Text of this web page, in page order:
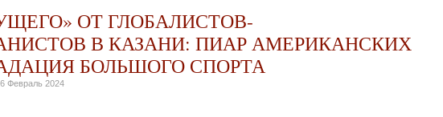
ОТ ГЛОБАЛИСТОВ-
В КАЗАНИ: ПИАР АМЕРИКАНСКИХ
БОЛЬШОГО СПОРТА
Февраль 2024